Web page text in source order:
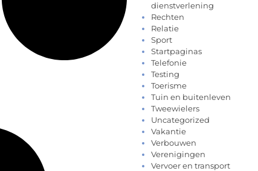
dienstverlening
Rechten
Relatie
Sport
Startpaginas
Telefonie
Testing
Toerisme
Tuin en buitenleven
Tweewielers
Uncategorized
Vakantie
Verbouwen
Verenigingen
Vervoer en transport